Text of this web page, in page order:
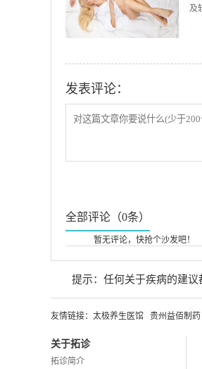
及
发表评论：
全部评论（0条）
暂无评论，快抢个沙发吧！
提示：任何关于疾病的建
友情链接： 太极养生医馆 贵州益佰制药
关于拓诊
拓诊简介